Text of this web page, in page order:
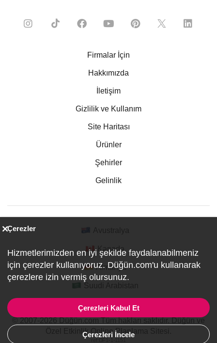
Firmalar İçin
Hakkımızda
İletişim
Gizlilik ve Kullanım
Site Haritası
Ürünler
Şehirler
Gelinlik
Kanada
Almanya
Özel Etkinlik Online Planlama Sitesi.
Çerezler
Hizmetlerimizden en iyi şekilde faydalanabilmeniz
için çerezler kullanıyoruz. Düğün.com'u kullanarak
çerezlere izin vermiş olursunuz.
Çerezleri Kabul Et
Çerezleri İncele